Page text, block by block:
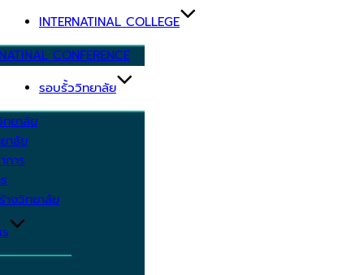
INTERNATINAL COLLEGE
CONFERENCE
รอบรั้ววิทยาลัย
ทยาลัย
าลัย
การ
างวิทยาลัย